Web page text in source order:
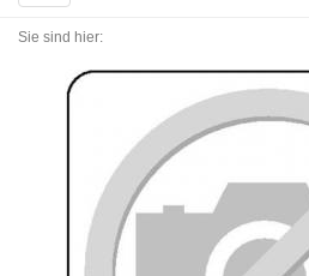
navigation
Sie sind hier: